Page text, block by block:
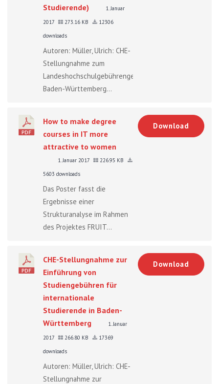
Studierende)
1. Januar
2017
273.16 KB
12306
downloads
Autoren: Müller, Ulrich: CHE-
Stellungnahme zum
Landeshochschulgebührengesetz
Baden-Württemberg...
How to make degree
courses in IT more
attractive to women
1. Januar 2017
226.95 KB
5603 downloads
Das Poster fasst die
Ergebnisse einer
Strukturanalyse im Rahmen
des Projektes FRUIT...
Download
CHE-Stellungnahme zur
Einführung von
Studiengebühren für
internationale
Studierende in Baden-
Württemberg
1. Januar
2017
266.80 KB
17369
downloads
Autoren: Müller, Ulrich: CHE-
Stellungnahme zur
Download